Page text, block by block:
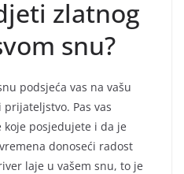
zlatnog
snu?
podsjeća vas na vašu
Pas vas
koje posjedujete i da je
donoseći radost
laje u vašem snu, to je